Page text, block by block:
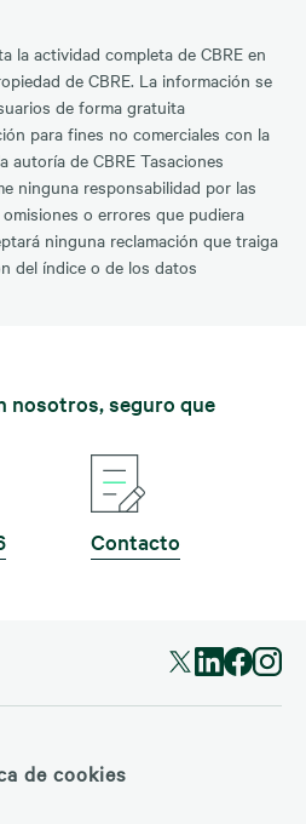
la actividad completa de CBRE en
de CBRE. La información se
de forma gratuita
para fines no comerciales con la
autoría de CBRE Tasaciones
ninguna responsabilidad por las
o errores que pudiera
ninguna reclamación que traiga
del índice o de los datos
nosotros, seguro que
Contacto
de cookies